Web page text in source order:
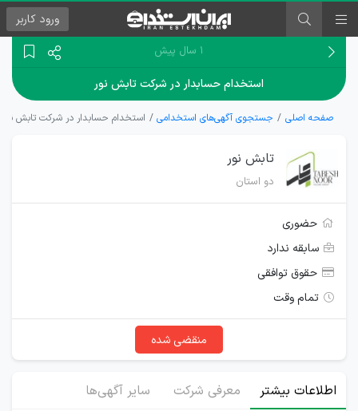
ورود کاربر
۱ سال پیش
استخدام حسابدار در شرکت تابش نور
صفحه اصلی جستجوی آگهی‌های استخدامی استخدام حسابدار در شرکت تابش نور
تابش نور
دو استان
حضوری
سابقه ندارد
حقوق توافقی
تمام وقت
منقضی شده
اطلاعات بیشتر معرفی شرکت سایر آگهی‌ها